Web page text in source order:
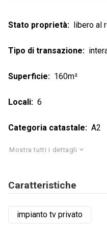
Stato proprietà libero al
Tipo di transazione
Superficie 160m²
Locali 6
Categoria catastale A2
Mostra tutti i dettagli
Caratteristiche
impianto tv privato